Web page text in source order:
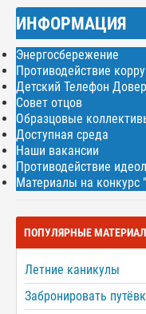
ИНФОРМАЦИЯ
Энергосбережение
Противодействие
Детский Телефон
Совет отцов
Образцовые
Доступная среда
Наши вакансии
Противодействие
Материалы на конкурс
ПОПУЛЯРНЫЕ
Летние каникулы
Забронировать